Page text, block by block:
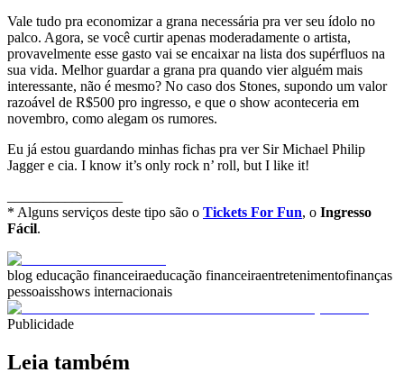
Vale tudo pra economizar a grana necessária pra ver seu ídolo no
palco. Agora, se você curtir apenas moderadamente o artista,
provavelmente esse gasto vai se encaixar na lista dos supérfluos na
sua vida. Melhor guardar a grana pra quando vier alguém mais
interessante, não é mesmo? No caso dos Stones, supondo um valor
razoável de R$500 pro ingresso, e que o show aconteceria em
novembro, como alegam os rumores.
Eu já estou guardando minhas fichas pra ver Sir Michael Philip
Jagger e cia. I know it’s only rock n’ roll, but I like it!
* Alguns serviços deste tipo são o Tickets For Fun, o Ingresso
Fácil.
blog educação financeiraeducação financeiraentretenimentofinanças
pessoaisshows internacionais
Publicidade
Leia também